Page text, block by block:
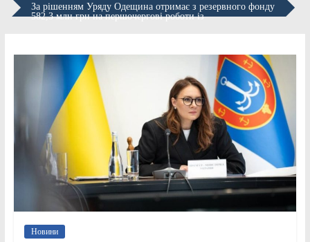
За рішенням Уряду Одещина отримає з резервного фонду
582,3 млн грн на першочергові роботи із
Новини